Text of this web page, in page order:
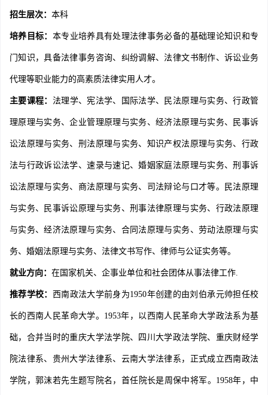
招生层次： 本科
培养目标： 本专业培养具有处理法律事务必备的基础理论知识和专
门知识，具备法律事务咨询、纠纷调解、法律文书制作、诉讼业务
代理等职业能力的高素质法律实用人才。
主要课程： 法理学、宪法学、国际法学、民法原理与实务、行政管
理原理与实务、企业管理原理与实务、经济法原理与实务、民事诉
讼法原理与实务、刑法原理与实务、知识产权法原理与实务、行政
法与行政诉讼法学、速录与速记、婚姻家庭法原理与实务、刑事诉
讼法原理与实务、商法原理与实务、司法辩论与口才等。民法原理
与实务、民事诉讼原理与实务、刑事法律原理与实务、行政法原理
与实务、经济法原理与实务、合同法原理与实务、劳动法原理与实
务、婚姻法原理与实务、法律文书写作、律师与公证实务等。
就业方向： 在国家机关、企事业单位和社会团体从事法律工作.
推荐学校： 西南政法大学前身为1950年创建的由刘伯承元帅担任校
长的西南人民革命大学。1953年，以西南人民革命大学政法系为基
础，合并当时的重庆大学法学院、四川大学政法学院、重庆财经学
院法律系、贵州大学法律系、云南大学法律系，正式成立西南政法
学院，郭沫若先生题写院名，首任院长是周保中将军。1958年，中